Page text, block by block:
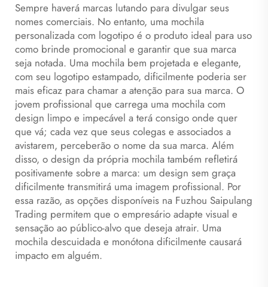
Sempre haverá marcas lutando para divulgar seus
nomes comerciais. No entanto, uma mochila
personalizada com logotipo é o produto ideal para uso
como brinde promocional e garantir que sua marca
seja notada. Uma mochila bem projetada e elegante,
com seu logotipo estampado, dificilmente poderia ser
mais eficaz para chamar a atenção para sua marca. O
jovem profissional que carrega uma mochila com
design limpo e impecável a terá consigo onde quer
que vá; cada vez que seus colegas e associados a
avistarem, perceberão o nome da sua marca. Além
disso, o design da própria mochila também refletirá
positivamente sobre a marca: um design sem graça
dificilmente transmitirá uma imagem profissional. Por
essa razão, as opções disponíveis na Fuzhou Saipulang
Trading permitem que o empresário adapte visual e
sensação ao público-alvo que deseja atrair. Uma
mochila descuidada e monótona dificilmente causará
impacto em alguém.